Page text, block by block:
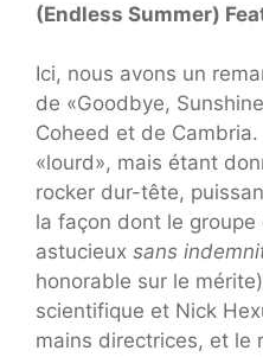
(Endless Summer)
Ici, nous avons un
de «Goodbye,
Coheed et de
«lourd», mais étant
rocker dur-tête,
la façon dont le
astucieux sans
honorable sur le
scientifique et Nick
mains directrices, et le